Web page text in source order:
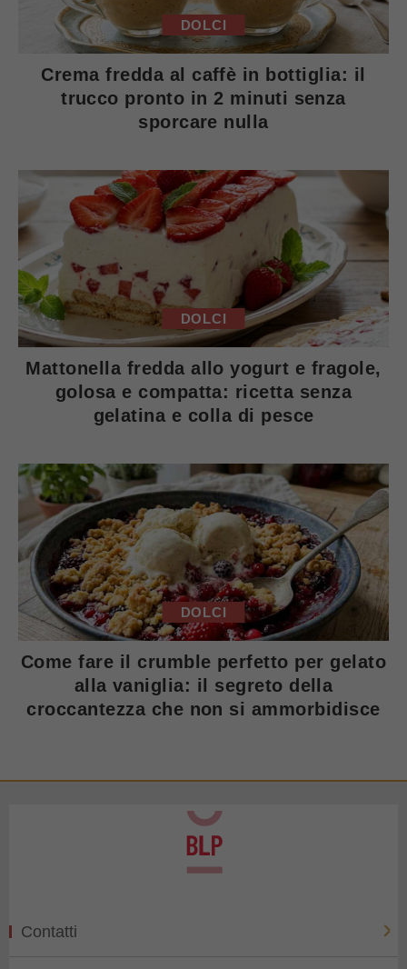
DOLCI
Crema fredda al caffè in bottiglia: il
trucco pronto in 2 minuti senza
sporcare nulla
DOLCI
Mattonella fredda allo yogurt e fragole,
golosa e compatta: ricetta senza
gelatina e colla di pesce
DOLCI
Come fare il crumble perfetto per gelato
alla vaniglia: il segreto della
croccantezza che non si ammorbidisce
Contatti